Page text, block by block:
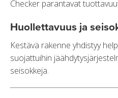
Checker parantavat
Huollettavuus ja
Kestävä rakenne yhdistyy
suojattuihin
seisokkeja.